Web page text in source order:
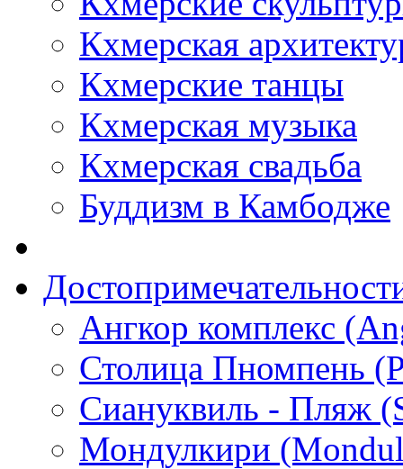
Кхмерская
Кхмерские танцы
Кхмерская музыка
Кхмерская свадьба
Буддизм в Камбодже
Ангкор комплекс
Столица Пномпень
Сиануквиль - Пляж
Мондулкири